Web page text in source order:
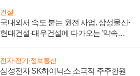
건설
국내외서 속도 붙는 원전 사업, 삼성물산·
현대건설·대우건설에 다가오는 '약속의
전자·전기·정보통신
삼성전자 SK하이닉스 소극적 주주환원